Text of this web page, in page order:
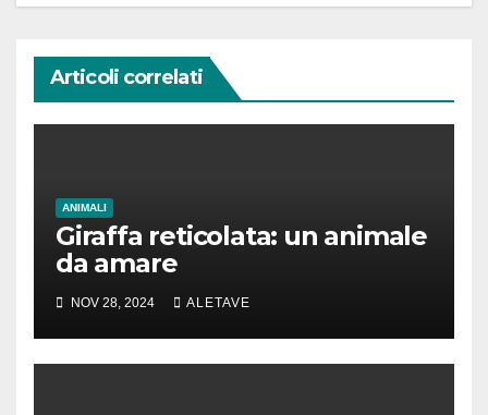
Articoli correlati
ANIMALI
Giraffa reticolata: un animale
da amare
NOV 28, 2024 ALETAVE